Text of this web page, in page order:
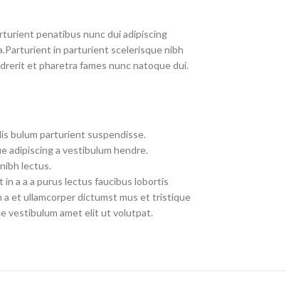
penatibus nunc dui adipiscing
in parturient scelerisque nibh
et pharetra fames nunc natoque dui.
bulum parturient suspendisse.
adipiscing a vestibulum hendre.
lectus.
a a a purus lectus faucibus lobortis
et ullamcorper dictumst mus et tristique
vestibulum amet elit ut volutpat.